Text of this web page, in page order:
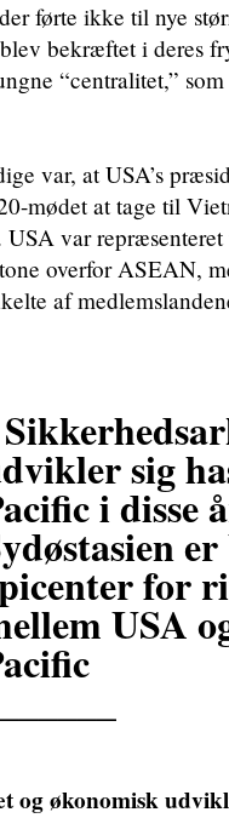
førte ikke til nye
bekræftet i deres
“centralitet,”
var, at USA’s
mødet at tage til
USA var
overfor ASEAN,
af
sig
i disse
for
USA
og økonomisk